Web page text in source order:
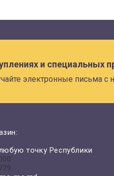
и специальных
электронные письма с
точку Республики